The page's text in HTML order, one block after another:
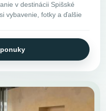
v destinácii Spišské
vybavenie, fotky a ďalšie